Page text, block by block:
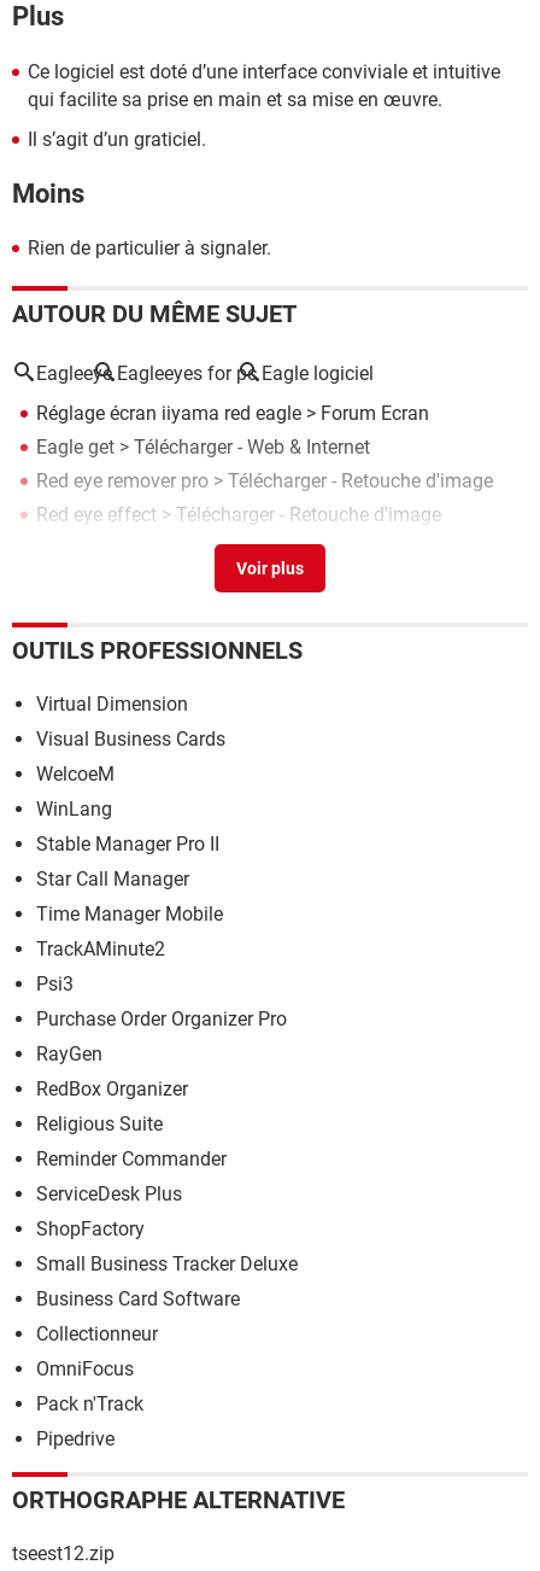
Plus
Ce logiciel est doté d’une interface conviviale et intuitive
qui facilite sa prise en main et sa mise en œuvre.
Il s’agit d’un graticiel.
Moins
Rien de particulier à signaler.
AUTOUR DU MÊME SUJET
Eagleeye Eagleeyes for pc Eagle logiciel
Réglage écran iiyama red eagle > Forum Ecran
Eagle get > Télécharger - Web & Internet
Red eye remover pro > Télécharger - Retouche d'image
Red eye effect > Télécharger - Retouche d'image
Bonjour logiciel eye saver,>Forum logiciel systeme
OUTILS PROFESSIONNELS
Virtual Dimension
Visual Business Cards
WelcoeM
WinLang
Stable Manager Pro II
Star Call Manager
Time Manager Mobile
TrackAMinute2
Psi3
Purchase Order Organizer Pro
RayGen
RedBox Organizer
Religious Suite
Reminder Commander
ServiceDesk Plus
ShopFactory
Small Business Tracker Deluxe
Business Card Software
Collectionneur
OmniFocus
Pack n'Track
Pipedrive
ORTHOGRAPHE ALTERNATIVE
tseest12.zip